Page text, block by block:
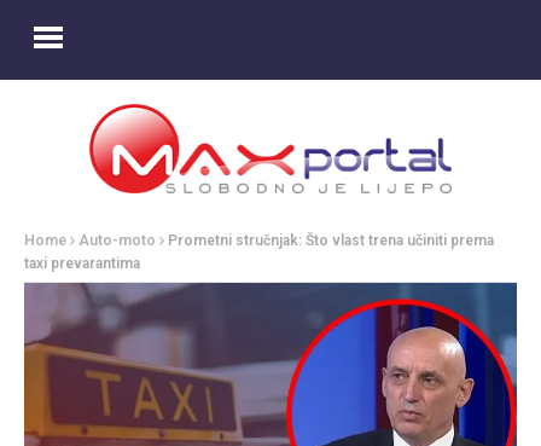
Home Auto-moto
Prometni stručnjak: Što vlast trena učiniti prema
taxi prevarantima